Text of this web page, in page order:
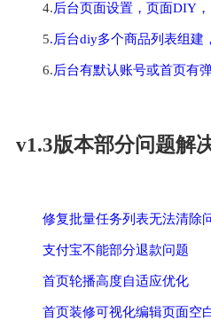
4.后台页面设置，页面DIY
5.后台diy多个商品列表组建
6.后台有默认账号或首页有
v1.3版本部分问题解
修复批量任务列表无法清除
支付宝不能部分退款问题
首页轮播高度自适应优化
首页装修可视化编辑页面空